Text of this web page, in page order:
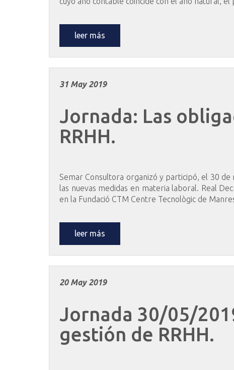
leer más
31 May 2019
Jornada: Las
RRHH.
Semar Consultora organizó y participó, el 30 de
las nuevas medidas en materia laboral. Real
en la Fundació CTM Centre Tecnològic de
leer más
20 May 2019
Jornada 30/05/
gestión de RRHH.